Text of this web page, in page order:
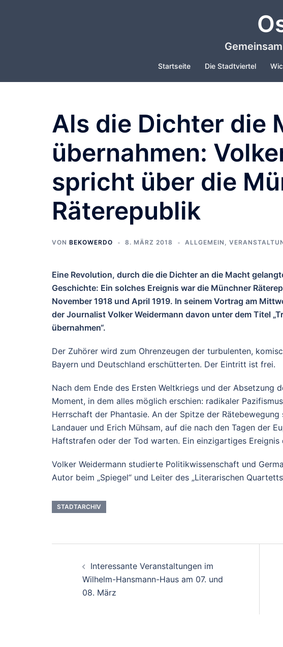
Startseite Die Stadtviertel
Als die Dichter die
übernahmen:
spricht über die
Räterepublik
VON BEKOWERDO 8. MÄRZ 2018 ALLGEMEIN ,
Eine Revolution, durch die die Dichter an die Macht
Geschichte: Ein solches Ereignis war die Münchner
November 1918 und April 1919. In seinem Vortrag am
der Journalist Volker Weidermann davon unter dem Titel
übernahmen“.
Der Zuhörer wird zum Ohrenzeugen der turbulenten,
Bayern und Deutschland erschütterten. Der Eintritt ist frei.
Nach dem Ende des Ersten Weltkriegs und der Absetzung
Moment, in dem alles möglich erschien: radikaler
Herrschaft der Phantasie. An der Spitze der
Landauer und Erich Mühsam, auf die nach den Tagen der
Haftstrafen oder der Tod warten. Ein einzigartiges Ereignis
Volker Weidermann studierte Politikwissenschaft und
Autor beim „Spiegel“ und Leiter des „Literarischen
STADTARCHIV
Beitrags-
Navigation
Interessante Veranstaltungen im
Wilhelm-Hansmann-Haus am 07. und
08. März